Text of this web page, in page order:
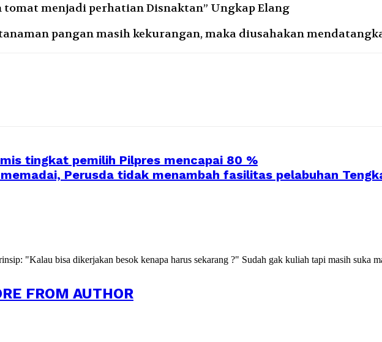
tomat menjadi perhatian Disnaktan” Ungkap Elang
pangan masih kekurangan, maka diusahakan
tingkat pemilih Pilpres mencapai 80 %
Perusda tidak menambah fasilitas pelabuhan
"Kalau bisa dikerjakan besok kenapa harus sekarang ?" Sudah gak kuliah tapi masih suka
FROM AUTHOR